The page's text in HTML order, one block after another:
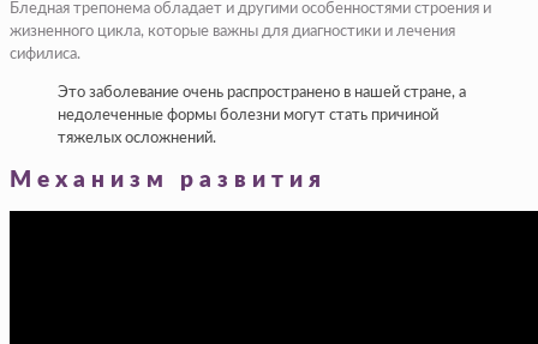
Бледная трепонема обладает и другими особенностями строения и
жизненного цикла, которые важны для диагностики и лечения
сифилиса.
Это заболевание очень распространено в нашей стране, а
недолеченные формы болезни могут стать причиной
тяжелых осложнений.
Механизм развития